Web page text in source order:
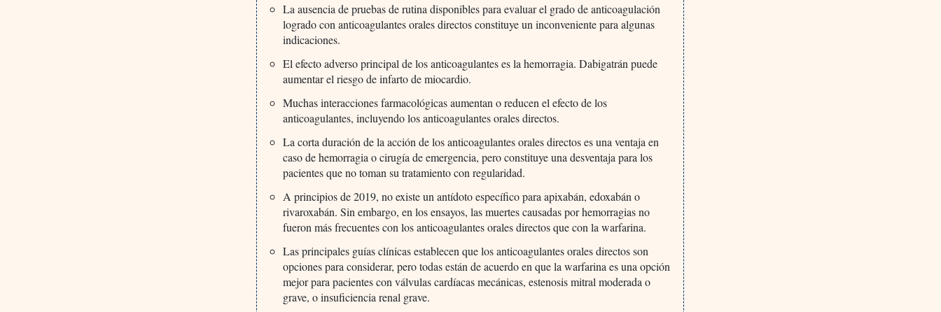
La ausencia de pruebas de rutina disponibles para evaluar el grado de anticoagulación
logrado con anticoagulantes orales directos constituye un inconveniente para algunas
indicaciones.
El efecto adverso principal de los anticoagulantes es la hemorragia. Dabigatrán puede
aumentar el riesgo de infarto de miocardio.
Muchas interacciones farmacológicas aumentan o reducen el efecto de los
anticoagulantes, incluyendo los anticoagulantes orales directos.
La corta duración de la acción de los anticoagulantes orales directos es una ventaja en
caso de hemorragia o cirugía de emergencia, pero constituye una desventaja para los
pacientes que no toman su tratamiento con regularidad.
A principios de 2019, no existe un antídoto específico para apixabán, edoxabán o
rivaroxabán. Sin embargo, en los ensayos, las muertes causadas por hemorragias no
fueron más frecuentes con los anticoagulantes orales directos que con la warfarina.
Las principales guías clínicas establecen que los anticoagulantes orales directos son
opciones para considerar, pero todas están de acuerdo en que la warfarina es una opción
mejor para pacientes con válvulas cardíacas mecánicas, estenosis mitral moderada o
grave, o insuficiencia renal grave.